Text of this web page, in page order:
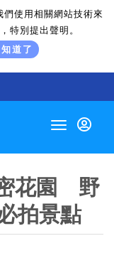
使用相關網站技術來
特別提出聲明。
知道了
Toggle
花園 野
拍景點